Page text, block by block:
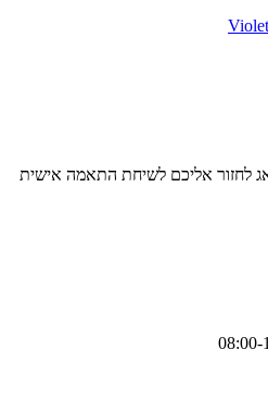
לחזור אליכם לשיחת התאמה אישית